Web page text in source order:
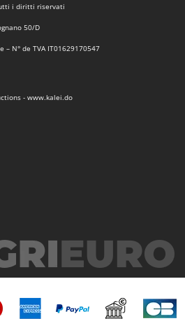
i diritti riservati
50/D
– N° de TVA IT01629170547
- www.kalei.do